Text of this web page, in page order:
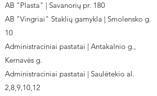
AB "Plasta" | Savanorių pr. 180
AB "Vingriai" Staklių gamykla | Smolensko g.
10
Administraciniai pastatai | Antakalnio g.,
Kernavės g.
Administraciniai pastatai | Saulėtekio al.
2,8,9,10,12